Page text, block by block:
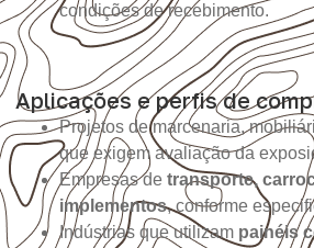
condições de recebimento.
Aplicações e perfis de
Projetos de marcenaria,
que exigem avaliação da
Empresas de transporte,
implementos, conforme
Indústrias que utilizam painéis